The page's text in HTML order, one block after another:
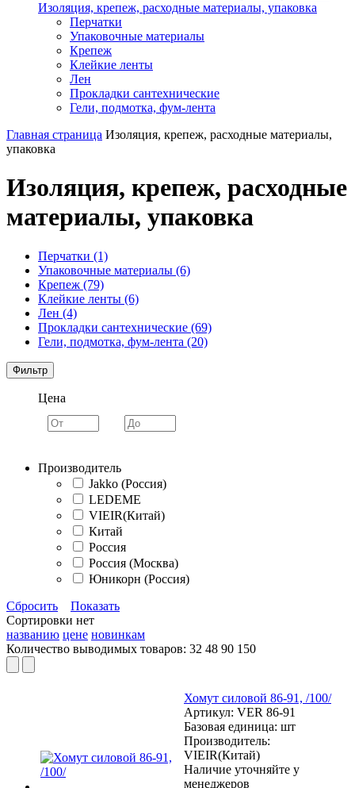
Изоляция, крепеж, расходные материалы, упаковка
Перчатки
Упаковочные материалы
Крепеж
Клейкие ленты
Лен
Прокладки сантехнические
Гели, подмотка, фум-лента
Главная страница Изоляция, крепеж, расходные материалы,
упаковка
Изоляция, крепеж, расходные
материалы, упаковка
Перчатки (1)
Упаковочные материалы (6)
Крепеж (79)
Клейкие ленты (6)
Лен (4)
Прокладки сантехнические (69)
Гели, подмотка, фум-лента (20)
Фильтр
Цена
Производитель
Jakko (Россия)
LEDEME
VIEIR(Китай)
Китай
Россия
Россия (Москва)
Юникорн (Россия)
Сбросить
Показать
Сортировки нет
названию цене новинкам
Количество выводимых товаров: 32 48 90 150
Хомут силовой 86-91, /100/
Артикул: VER 86-91
Базовая единица: шт
Производитель:
VIEIR(Китай)
Наличие уточняйте у
менеджеров